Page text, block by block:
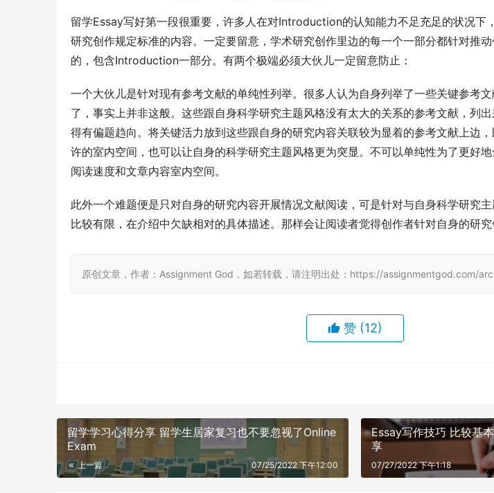
留学Essay写好第一段很重要，许多人在对Introduction的认知能力不足充足的状况下
研究创作规定标准的内容。一定要留意，学术研究创作里边的每一个一部分都针对推
的，包含Introduction一部分。有两个极端必须大伙儿一定留意防止：
一个大伙儿是针对现有参考文献的单纯性列举。很多人认为自身列举了一些关键参考
了，事实上并非这般。这些跟自身科学研究主题风格没有太大的关系的参考文献，列
得有偏题趋向。将关键活力放到这些跟自身的研究内容关联较为显着的参考文献上边
许的室内空间，也可以让自身的科学研究主题风格更为突显。不可以单纯性为了更好
阅读速度和文章内容室内空间。
此外一个难题便是只对自身的研究内容开展情况文献阅读，可是针对与自身科学研究
比较有限，在介绍中欠缺相对的具体描述。那样会让阅读者觉得创作者针对自身的研究
原创文章，作者：Assignment God，如若转载，请注明出处：https://assignmentgod.com/
赞 (12)
留学学习心得分享 留学生居家复习也不要忽视了Online
Exam
上一篇 07/25/2022 下午12:00
Essay写作技巧 比较基
享
07/27/2022 下午1:18